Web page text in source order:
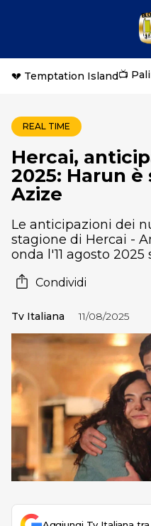
💔 Temptation Island📺
REAL TIME
Hercai,
2025: Harun
Azize
Le anticipazioni dei
stagione di Hercai -
onda l'11 agosto 2025
Condividi
Tv Italiana 11/08/2025